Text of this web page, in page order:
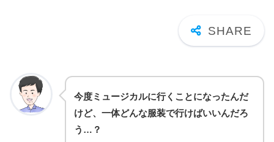
今度ミュージカルに行くことになったんだ
けど、一体どんな服装で行けばいいんだろ
う…？